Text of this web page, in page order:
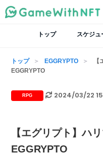
トップ スケジュ
トップ EGGRYPTO
EGGRYPTO
RPG 2024/03/22
【エグリプト】ハ
EGGRYPTO